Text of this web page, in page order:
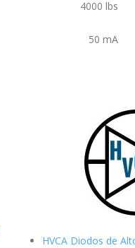
4000 lbs
50 mA
HVCA Diodos de